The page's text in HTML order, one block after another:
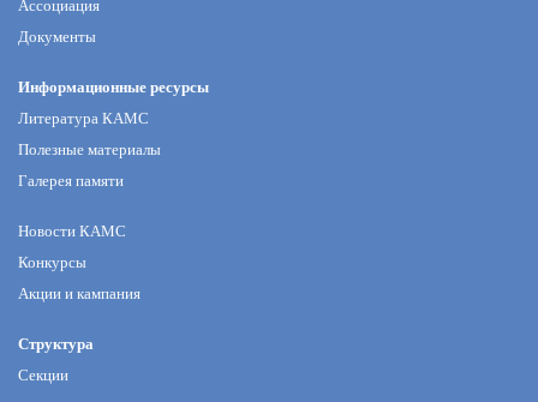
Ассоциация
Документы
Информационные ресурсы
Литература КАМС
Полезные материалы
Галерея памяти
Новости КАМС
Конкурсы
Акции и кампания
Структура
Секции